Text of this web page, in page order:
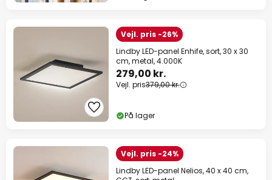
Vejl. pris -26%
Lindby LED-panel Enhife, sort, 30 x 30
cm, metal, 4.000K
279,00 kr.
Vejl. pris379,00 kr.
På lager
Vejl. pris -24%
Lindby LED-panel Nelios, 40 x 40 cm,